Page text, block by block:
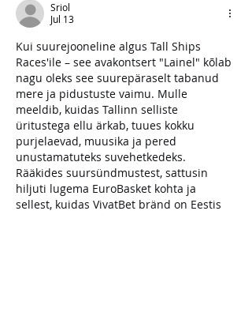
Sriol
Jul 13
Kui suurejooneline algus Tall Ships
Races'ile – see avakontsert "Lainel" kõlab
nagu oleks see suurepäraselt tabanud
mere ja pidustuste vaimu. Mulle
meeldib, kuidas Tallinn selliste
üritustega ellu ärkab, tuues kokku
purjelaevad, muusika ja pered
unustamatuteks suvehetkedeks.
Rääkides suursündmustest, sattusin
hiljuti lugema EuroBasket kohta ja
sellest, kuidas VivatBet bränd on Eestis